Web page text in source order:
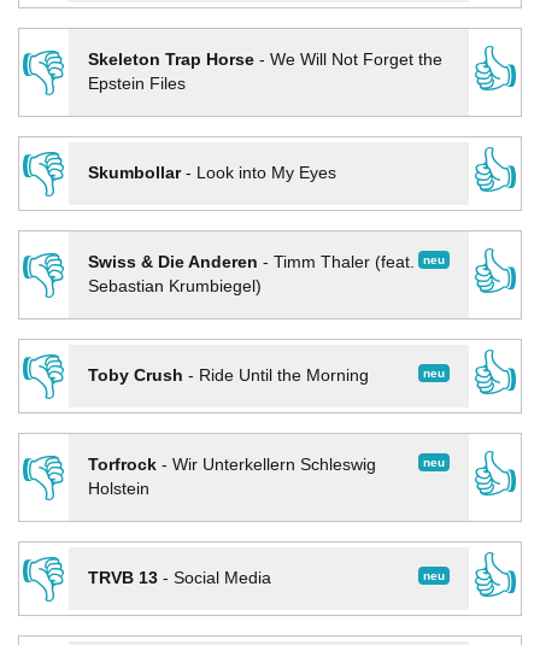
👎
Skeleton Trap Horse- We Will Not Forget the
Epstein Files
👍
👎
Skumbollar- Look into My Eyes
👍
👎
neu
Swiss & Die Anderen - Timm Thaler (feat.
Sebastian Krumbiegel)
👍
👎
neu
Toby Crush - Ride Until the Morning
👍
👎
neu
Torfrock- Wir Unterkellern Schleswig
Holstein
👍
👎
neu
TRVB 13- Social Media
👍